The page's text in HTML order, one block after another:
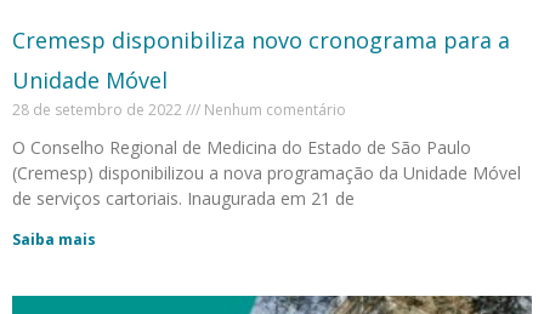
Cremesp disponibiliza novo cronograma para a
Unidade Móvel
28 de setembro de 2022 Nenhum comentário
O Conselho Regional de Medicina do Estado de São Paulo
(Cremesp) disponibilizou a nova programação da Unidade Móvel
de serviços cartoriais. Inaugurada em 21 de
Saiba mais